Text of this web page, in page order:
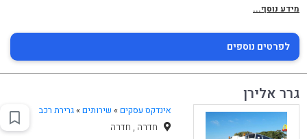
מידע נוסף...
לפרטים נוספים
גרר אלירן
אינדקס עסקים » שירותים»גרירת רכב
חדרה , חדרה